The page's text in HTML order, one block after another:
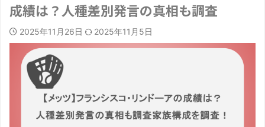
成績は？人種差別発言の真相も調査
2025年11月26日 2025年11月5日